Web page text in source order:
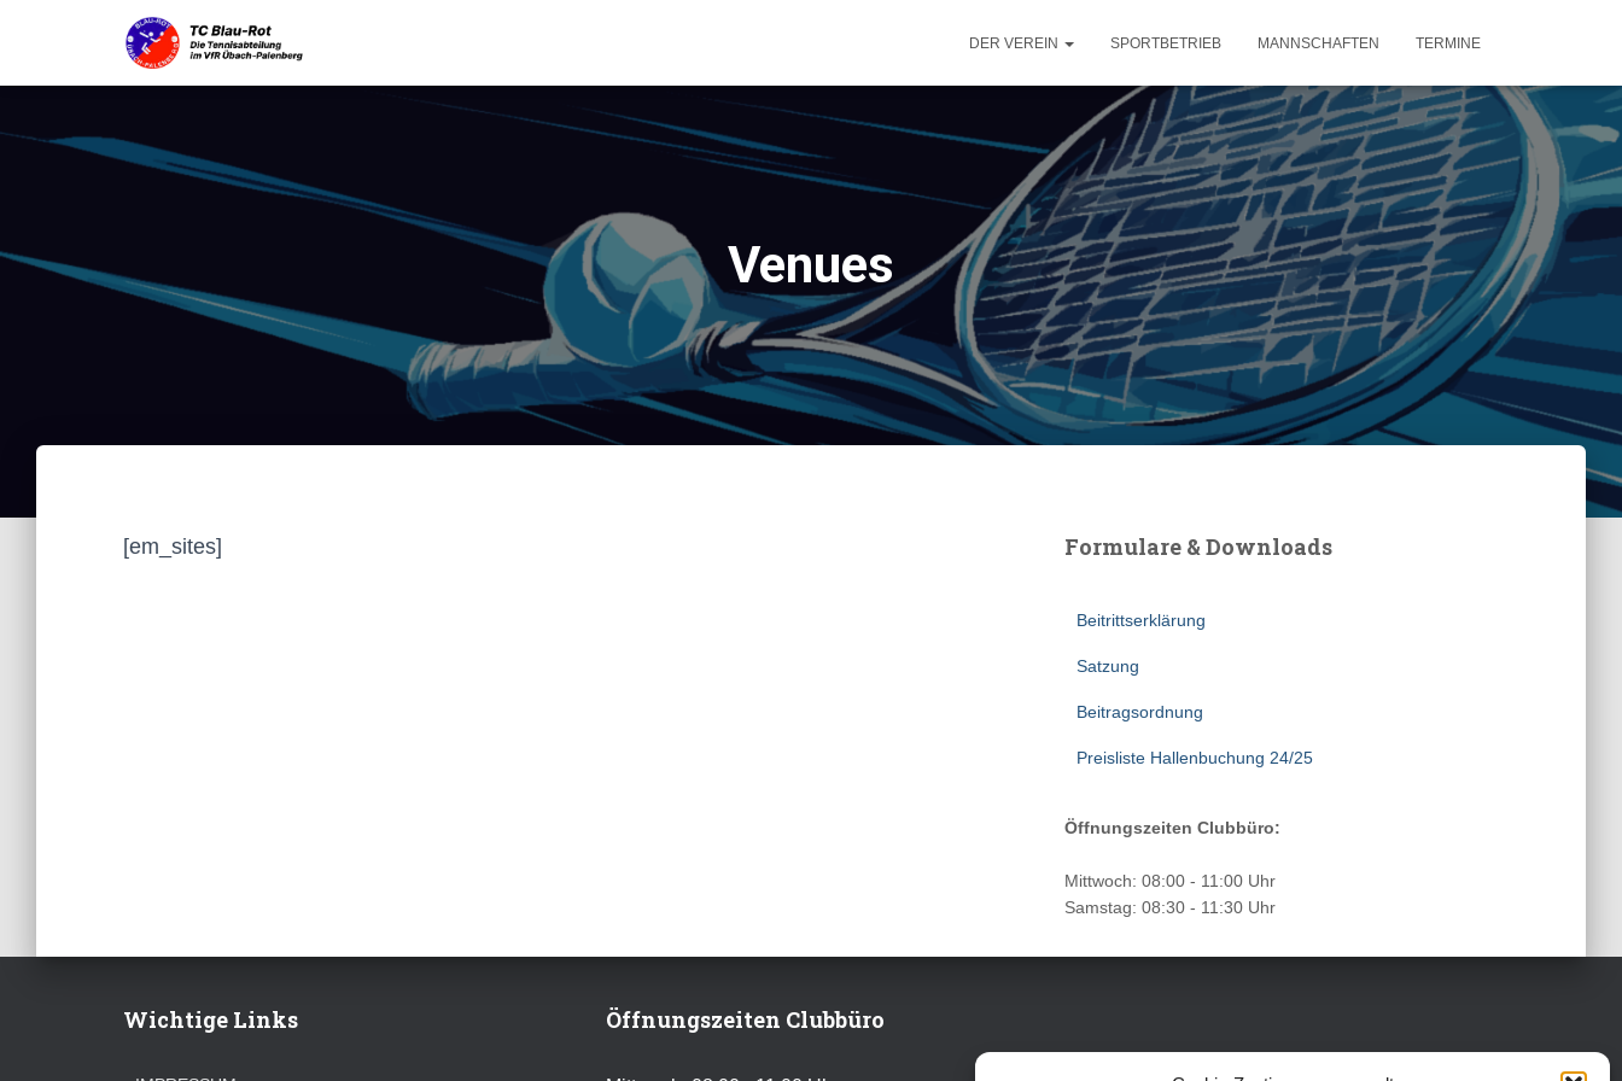
DER VEREIN SPORTBETRIEB MANNSCHAFTEN TERMINE
Venues
[em_sites] Formulare & Downloads
Beitrittserklärung
Satzung
Beitragsordnung
Preisliste Hallenbuchung 24/25
Öffnungszeiten Clubbüro:
Mittwoch: 08:00 - 11:00 Uhr
Samstag: 08:30 - 11:30 Uhr
Wichtige Links Öffnungszeiten Clubbüro